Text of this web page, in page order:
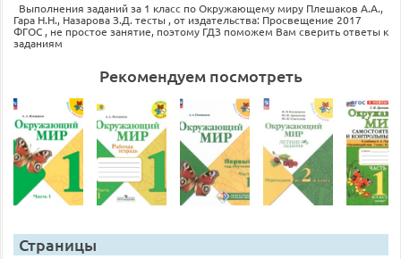
Выполнения заданий за 1 класс по Окружающему миру Плешаков А.А.,
Гара Н.Н., Назарова З.Д. тесты , от издательства: Просвещение 2017
ФГОС , не простое занятие, поэтому ГДЗ поможем Вам сверить ответы к
заданиям
Рекомендуем посмотреть
Страницы